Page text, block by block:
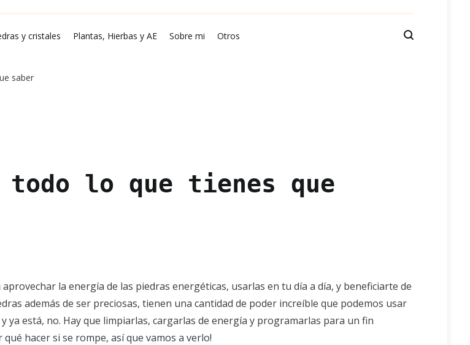
y cristales Plantas, Hierbas y AE Sobre mi Otros
saber
lo que tienes que
la energía de las piedras energéticas, usarlas en tu día a día, y beneficiarte de
además de ser preciosas, tienen una cantidad de poder increíble que podemos usar
ya está, no. Hay que limpiarlas, cargarlas de energía y programarlas para un fin
hacer si se rompe, así que vamos a verlo!